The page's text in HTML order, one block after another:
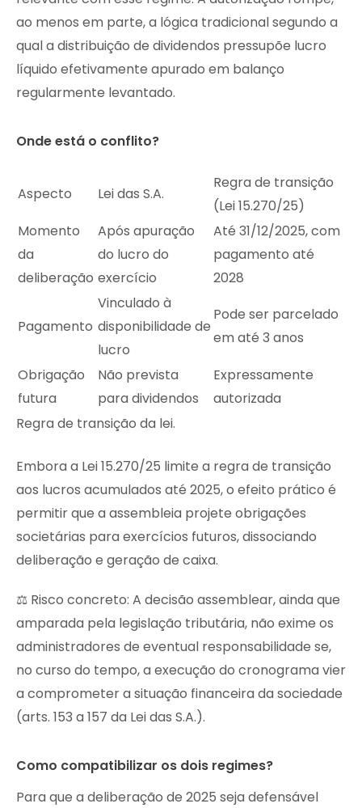
ao menos em parte, a lógica tradicional segundo a
qual a distribuição de dividendos pressupõe lucro
líquido efetivamente apurado em balanço
regularmente levantado.
Onde está o conflito?
Aspecto Lei das S.A.
Regra de transição
(Lei 15.270/25)
Momento
da
deliberação
Após apuração
do lucro do
exercício
Até 31/12/2025, com
pagamento até
2028
Pagamento
Vinculado à
disponibilidade de
lucro
Pode ser parcelado
em até 3 anos
Obrigação
futura
Não prevista
para dividendos
Expressamente
autorizada
Regra de transição da lei.
Embora a Lei 15.270/25 limite a regra de transição
aos lucros acumulados até 2025, o efeito prático é
permitir que a assembleia projete obrigações
societárias para exercícios futuros, dissociando
deliberação e geração de caixa.
⚖️ Risco concreto: A decisão assemblear, ainda que
amparada pela legislação tributária, não exime os
administradores de eventual responsabilidade se,
no curso do tempo, a execução do cronograma vier
a comprometer a situação financeira da sociedade
(arts. 153 a 157 da Lei das S.A.).
Como compatibilizar os dois regimes?
Para que a deliberação de 2025 seja defensável